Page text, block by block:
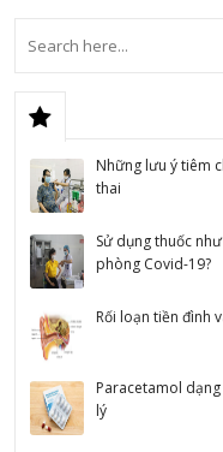
Những lưu ý tiêm
thai
Sử dụng thuốc
phòng Covid-19?
Rối loạn tiền đình
Paracetamol
lý